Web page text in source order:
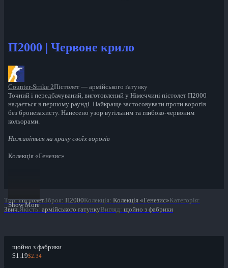
П2000 | Червоне крило
Counter-Strike 2Пістолет — армійського ґатунку
Точний і передбачуваний, виготовлений у Німеччині пістолет П2000
надається в першому раунді. Найкраще застосовувати проти ворогів
без бронезахисту. Нанесено узор вугільним та глибоко-червоним
кольорами.
Наживіться на краху своїх ворогів
Колекція «Генезис»
Show More
Тип: ПістолетЗброя: П2000Колекція: Колекція «Генезис»Категорія:
Звич.Якість: армійського ґатункуВигляд: щойно з фабрики
щойно з фабрики
$1.19$2.34